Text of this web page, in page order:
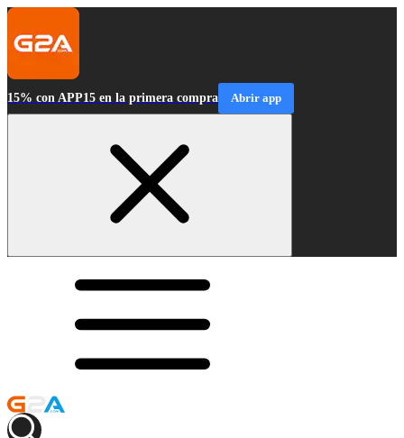
15% con APP15 en la primera compra Abrir app